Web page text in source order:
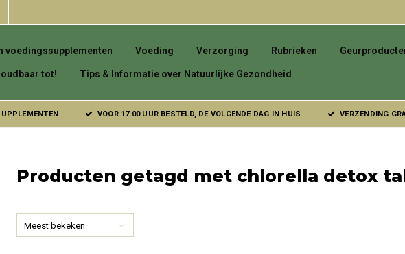
voedingssupplementen Voeding Verzorging Rubrieken
tot! Tips & Informatie over Natuurlijke Gezondheid
VOOR 17.00 UUR BESTELD, DE VOLGENDE DAG IN HUIS VERZENDING
Producten getagd met chlorella detox
Meest bekeken